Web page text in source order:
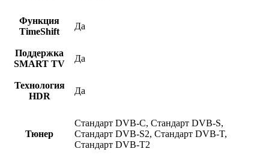
Функция
TimeShift
Да
Поддержка
SMART TV
Да
Технология
HDR
Да
Тюнер
Стандарт DVB-C, Стандарт DVB-S,
Стандарт DVB-S2, Стандарт DVB-T,
Стандарт DVB-T2